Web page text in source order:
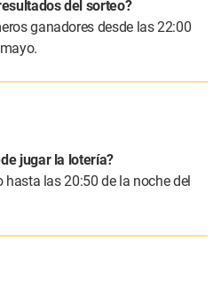
del sorteo?
ganadores desde las 22:00
jugar la lotería?
hasta las 20:50 de la noche del